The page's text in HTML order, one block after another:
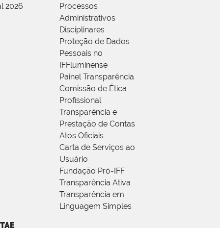
2026
Processos
Administrativos
Disciplinares
Proteção de Dados
Pessoais no
IFFluminense
Painel Transparência
Comissão de Ética
Profissional
Transparência e
Prestação de Contas
Atos Oficiais
Carta de Serviços ao
Usuário
Fundação Pró-IFF
Transparência Ativa
Transparência em
Linguagem Simples